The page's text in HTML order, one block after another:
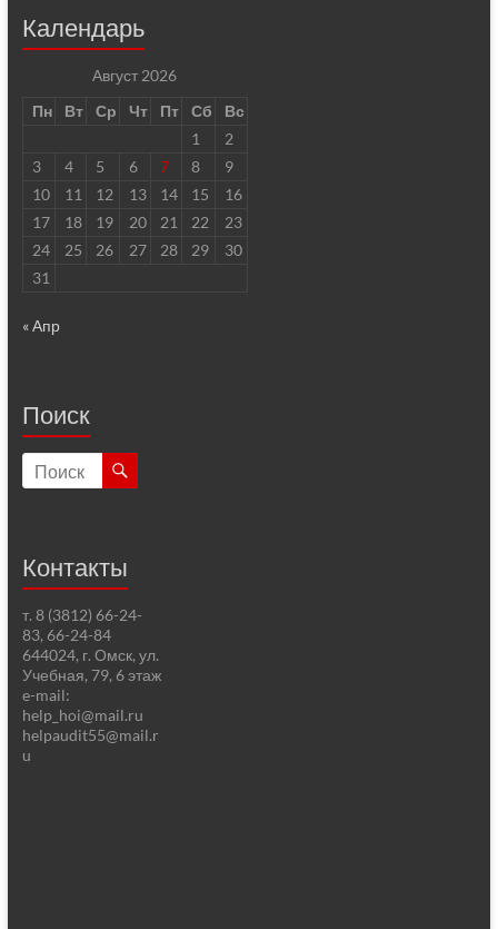
Календарь
Август 2026
Пн
Вт Ср Чт Пт Сб
Вс
1
2
3
4 5 6 7 8
9
10
11 12 13 14 15
16
17
18 19 20 21 22
23
24
25 26 27 28 29
30
31
« Апр
Поиск
Контакты
т. 8 (3812) 66-24-
83, 66-24-84
644024, г. Омск, ул.
Учебная, 79, 6 этаж
e-mail:
help_hoi@mail.ru
helpaudit55@mail.r
u